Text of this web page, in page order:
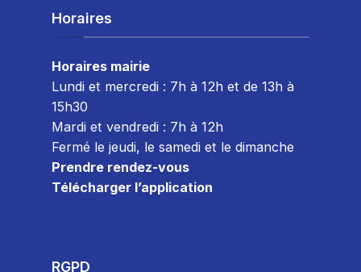
Horaires
Horaires mairie
Lundi et mercredi : 7h à 12h et de 13h à
15h30
Mardi et vendredi : 7h à 12h
Fermé le jeudi, le samedi et le dimanche
Prendre rendez-vous
Télécharger l’application
RGPD